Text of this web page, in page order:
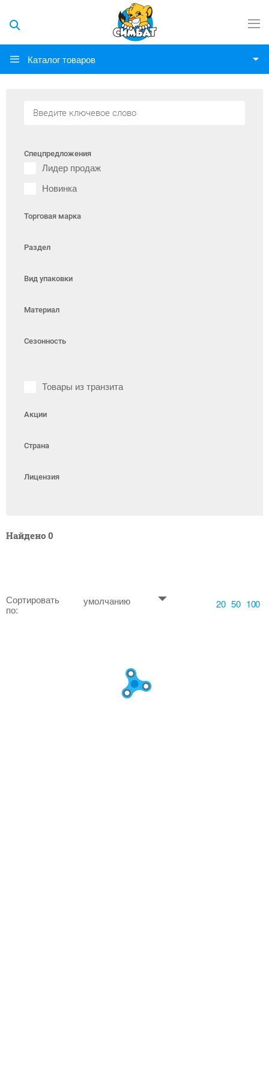
Каталог товаров
Спецпредложения
Лидер продаж
Новинка
Торговая марка
Раздел
Вид упаковки
Материал
Сезонность
Товары из транзита
Акции
Страна
Лицензия
Найдено 0
Сортировать
по:
умолчанию 20 50 100